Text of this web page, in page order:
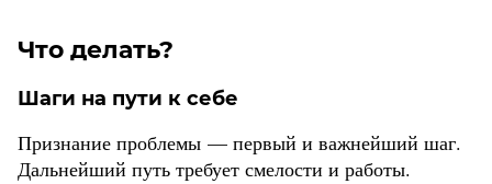
Что делать?
Шаги на пути к себе
Признание проблемы — первый и важнейший шаг.
Дальнейший путь требует смелости и работы.